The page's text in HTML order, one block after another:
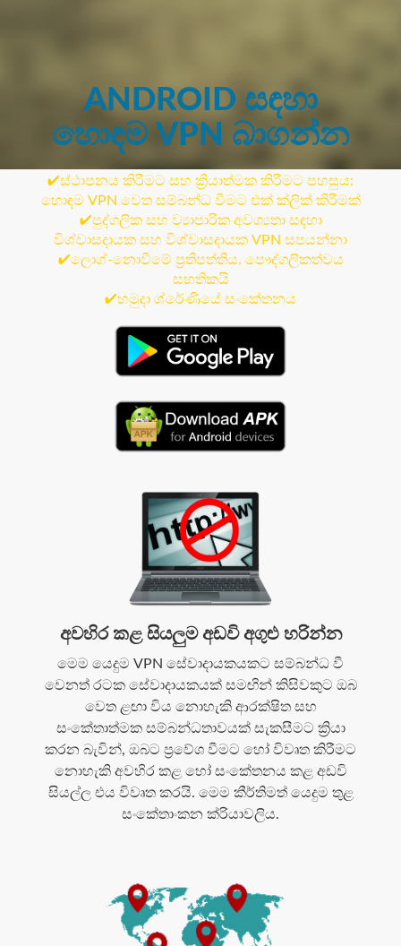
ANDROID සඳහා
හොඳම VPN බාගන්න
✔ස්ථාපනය කිරීමට සහ ක්‍රියාත්මක කිරීමට පහසුය:
හොඳම VPN වෙත සම්බන්ධ වීමට එක් ක්ලික් කිරීමක්
✔පුද්ගලික සහ ව්‍යාපාරික අවශ්‍යතා සඳහා
විශ්වාසදායක සහ විශ්වාසදායක VPN සපයන්නා
✔ලොග්-නොවීමේ ප්‍රතිපත්තිය. පෞද්ගලිකත්වය
සහතිකයි
✔හමුදා ශ්රේණියේ සංකේතනය
අවහිර කළ සියලුම අඩවි අගුළු හරින්න
මෙම යෙදුම VPN සේවාදායකයකට සම්බන්ධ වී
වෙනත් රටක සේවාදායකයක් සමඟින් කිසිවකුට ඔබ
වෙත ළඟා විය නොහැකි ආරක්ෂිත සහ
සංකේතාත්මක සම්බන්ධතාවයක් සැකසීමට ක්‍රියා
කරන බැවින්, ඔබට ප්‍රවේශ වීමට හෝ විවෘත කිරීමට
නොහැකි අවහිර කළ හෝ සංකේතනය කළ අඩවි
සියල්ල එය විවෘත කරයි. මෙම කීර්තිමත් යෙදුම තුළ
සංකේතාංකන ක්රියාවලිය.